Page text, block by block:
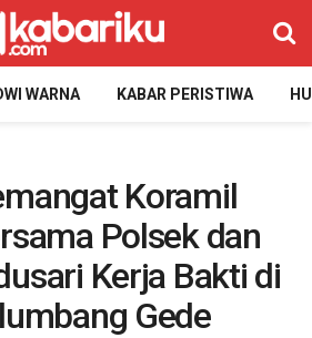
WARNA KABAR PERISTIWA
Koramil
Polsek dan
Kerja Bakti di
Gede